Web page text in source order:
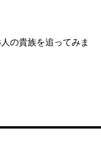
の貴族を追ってみま